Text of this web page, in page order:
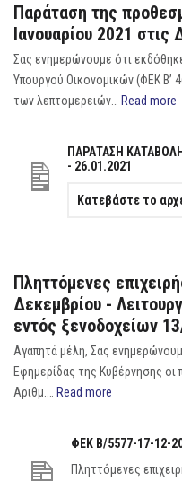
Παράταση της
Ιανουαρίου 2021 στις
Σας ενημερώνουμε ότι
Υπουργού Οικονομικών (ΦΕΚ Β’
των λεπτομερειών… Read more
ΠΑΡΑΤΑΣΗ
- 26.01.2021
Κατεβάστε το
Πληττόμενες
Δεκεμβρίου -
εντός ξενοδοχείων
Αγαπητά μέλη, Σας
Εφημερίδας της Κυβέρνησης
Αριθμ.… Read more
ΦΕΚ B/5577-17-12-
Πληττόμενες